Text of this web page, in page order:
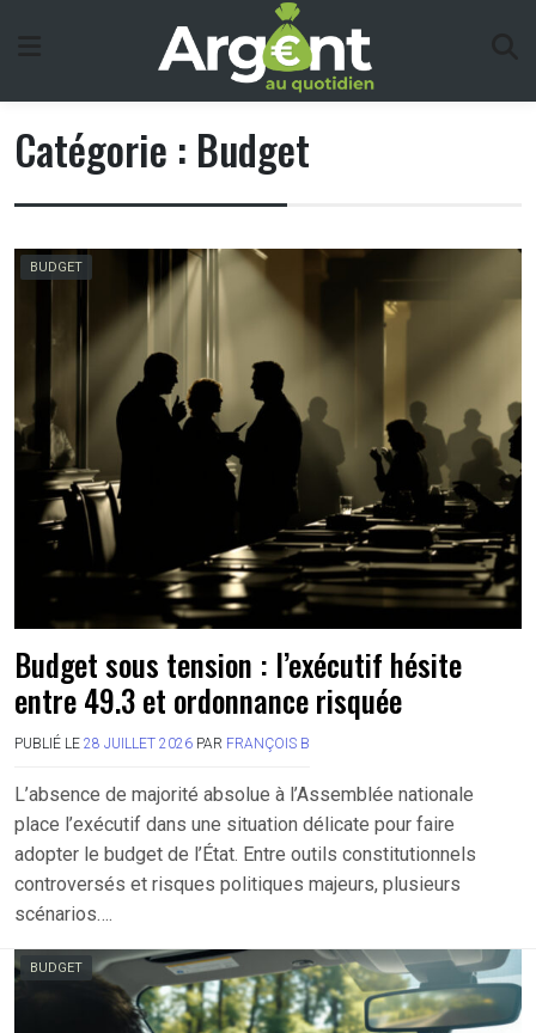
Catégorie : Budget
BUDGET
Budget sous tension : l’exécutif hésite
entre 49.3 et ordonnance risquée
PUBLIÉ LE 28 JUILLET 2026 PAR FRANÇOIS B
L’absence de majorité absolue à l’Assemblée nationale
place l’exécutif dans une situation délicate pour faire
adopter le budget de l’État. Entre outils constitutionnels
controversés et risques politiques majeurs, plusieurs
scénarios….
BUDGET